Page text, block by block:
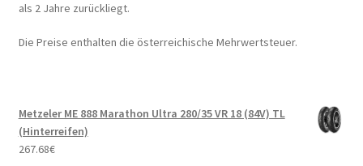
als 2 Jahre zurückliegt.
Die Preise enthalten die österreichische Mehrwertsteuer.
Metzeler ME 888 Marathon Ultra 280/35 VR 18 (84V) TL
(Hinterreifen)
267.68€